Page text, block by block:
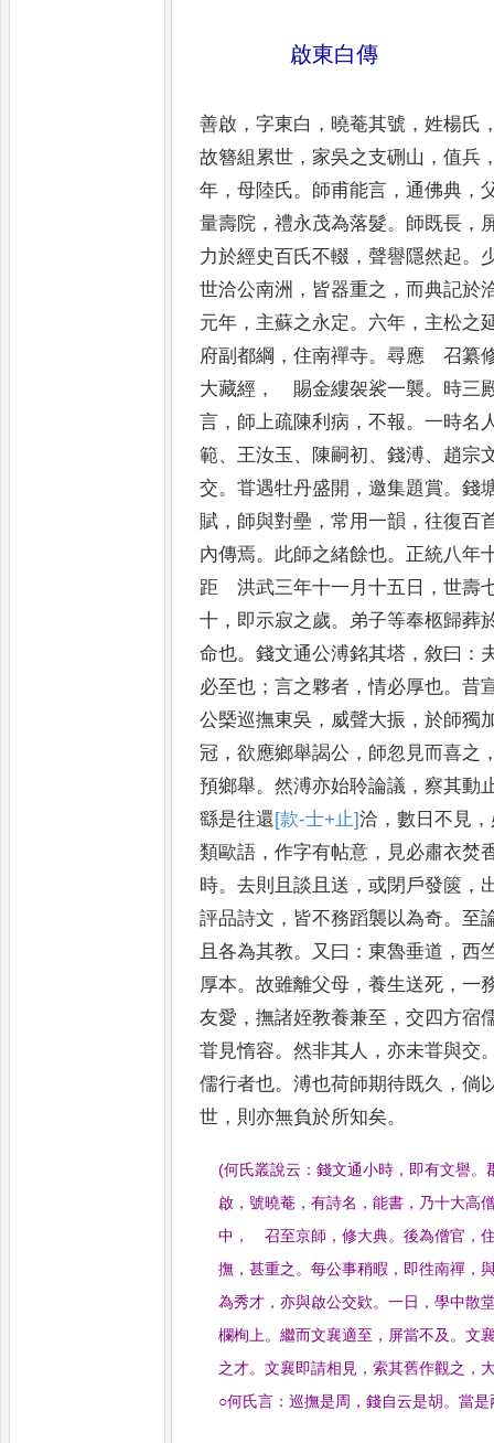
啟東白傳
善啟 ，字東白 ， 曉菴其號 ，姓楊氏
故簪組累世 ， 家吳之支硎山 ，值兵
年 ，母陸氏。 師甫能言 ，通佛典 ，
量壽院 ，禮永茂為落髮。 師既長 ，
力於經史百氏不輟 ，聲譽隱然起。
世洽公南洲 ， 皆器重之 ， 而典記於
元年 ， 主蘇之永定。 六年 ， 主松之
府副都綱 ，住南禪寺。尋應 召纂
大藏經 ， 賜金縷袈裟一襲。 時三
言 ， 師上疏陳利病 ，不報。一時名
範、王汝玉 、 陳嗣初 、錢溥、 趙宗
交。甞遇牡丹盛開 ，邀集題賞。錢
賦 ， 師與對壘 ，常用一韻 ，往復百
內傳焉。 此師之緒餘也。
正統八年
距 洪武三年十一月十五日 ，世壽
十 ， 即示寂之歲。 弟子等奉柩歸葬
命也。錢文通公溥銘其塔 ，敘曰 ：
必至也 ；言之夥者 ，情必厚也。昔
公槩巡撫東吳 ， 威聲大振 ，於師獨
冠 ，欲應鄉舉謁公 ， 師忽見而喜之
預鄉舉。然溥亦始聆論議 ，察其動
繇是往還 [款-士+止]洽 ，數日不見 ，
類歐語 ，作字有帖意 ， 見必肅衣焚
時。去則且談且送 ，或閉戶發篋 ，
評品詩文 ， 皆不務蹈襲以為奇。
至
且各為其教。 又曰 ：東魯垂道 ， 西
厚本。故雖離父母 ，養生送死 ，一
友愛 ，撫諸姪教養兼至 ，交四方宿
甞見惰容。然非其人 ，亦未甞與交
儒行者也。溥也荷師期待既久 ，倘
世 ， 則亦無負於所知矣。
(何氏叢說云 ：錢文通小時 ， 即有文譽。
啟 ，號曉菴 ，有詩名 ，能書 ， 乃十大高
中 ， 召至京師 ，修大典。後為僧官 ，
撫 ，甚重之。每公事稍暇 ， 即徃南禪 ，
為秀才 ，亦與啟公交欵。一日 ，學中散
欄栒上。繼而文襄適至 ， 屏當不及。文
之才。文襄即請相見 ，索其舊作觀之 ，
○何氏言 ：巡撫是周 ，錢自云是胡。當是